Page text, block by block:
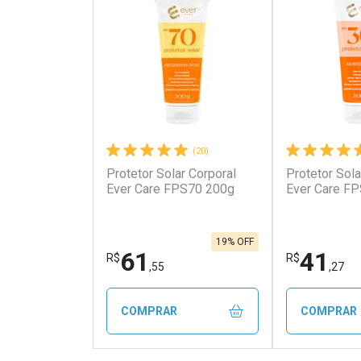
Ativar Desconto
Por R$ 52,59/cada
Por R$ 52,59/cada
Ativar
Por R$
Por R$
(20)
Protetor Solar Corporal
Ever Care FPS70 200g
R$61 ,55
19% OFF
COMPRAR
Protetor
Ever Care
R$41 ,27
COMPRAR